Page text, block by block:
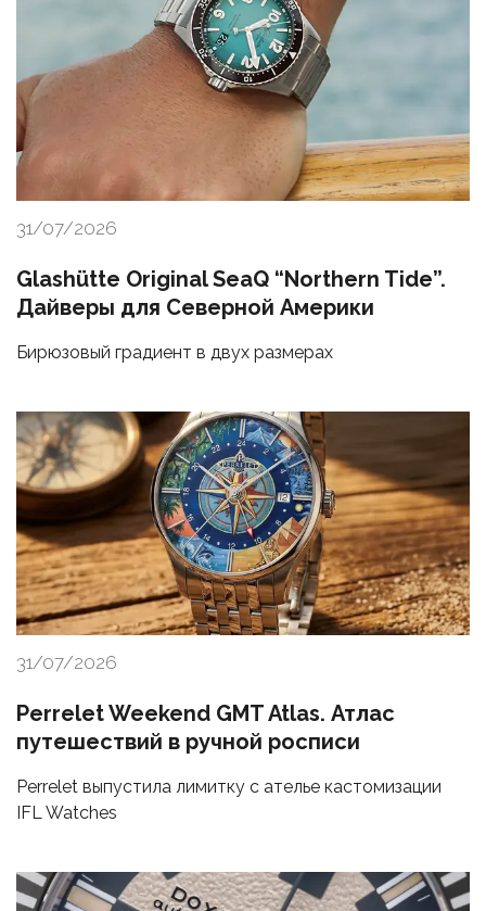
31/07/2026
Glashütte Original SeaQ “Northern Tide”.
Дайверы для Северной Америки
Бирюзовый градиент в двух размерах
31/07/2026
Perrelet Weekend GMT Atlas. Атлас
путешествий в ручной росписи
Perrelet выпустила лимитку с ателье кастомизации
IFL Watches